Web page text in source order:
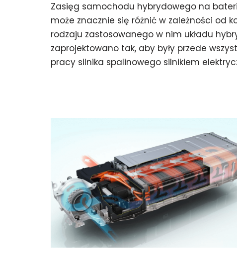
Zasięg samochodu hybrydowego na
może znacznie się różnić w zależności od
rodzaju zastosowanego w nim układu
zaprojektowano tak, aby były przede
pracy silnika spalinowego silnikiem